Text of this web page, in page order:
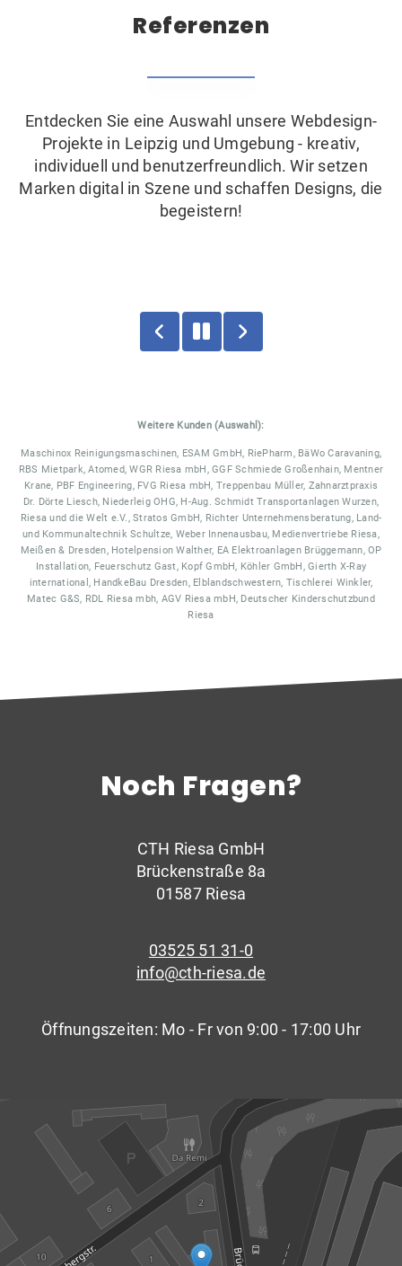
Referenzen
Entdecken Sie eine Auswahl unsere Webdesign-
Projekte in Leipzig und Umgebung - kreativ,
individuell und benutzerfreundlich. Wir setzen
Marken digital in Szene und schaffen Designs, die
begeistern!
Weitere Kunden (Auswahl):
Maschinox Reinigungsmaschinen, ESAM GmbH, RiePharm, BäWo Caravaning,
RBS Mietpark, Atomed, WGR Riesa mbH, GGF Schmiede Großenhain, Mentner
Krane, PBF Engineering, FVG Riesa mbH, Treppenbau Müller, Zahnarztpraxis
Dr. Dörte Liesch, Niederleig OHG, H-Aug. Schmidt Transportanlagen Wurzen,
Riesa und die Welt e.V., Stratos GmbH, Richter Unternehmensberatung, Land-
und Kommunaltechnik Schultze, Weber Innenausbau, Medienvertriebe Riesa,
Meißen & Dresden, Hotelpension Walther, EA Elektroanlagen Brüggemann, OP
Installation, Feuerschutz Gast, Kopf GmbH, Köhler GmbH, Gierth X-Ray
international, HandkeBau Dresden, Elblandschwestern, Tischlerei Winkler,
Matec G&S, RDL Riesa mbh, AGV Riesa mbH, Deutscher Kinderschutzbund
Riesa
Noch Fragen?
CTH Riesa GmbH
Brückenstraße 8a
01587 Riesa
03525 51 31-0
info@cth-riesa.de
Öffnungszeiten: Mo - Fr von 9:00 - 17:00 Uhr